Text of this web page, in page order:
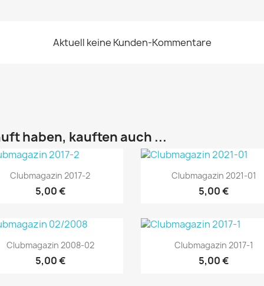
Aktuell keine Kunden-Kommentare
haben, kauften auch ...
Vorschau
Clubmagazin 2017-2
5,00 €
Vorschau
Clubmagazin 2021-01
5,00 €
Vorschau
Clubmagazin 2008-02
5,00 €
Vorschau
Clubmagazin 2017-1
5,00 €